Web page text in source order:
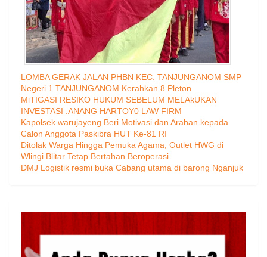
LOMBA GERAK JALAN PHBN KEC. TANJUNGANOM SMP
Negeri 1 TANJUNGANOM Kerahkan 8 Pleton
MiTIGASI RESIKO HUKUM SEBELUM MELAkUKAN
INVESTASI .ANANG HARTOY0 LAW FIRM
Kapolsek warujayeng Beri Motivasi dan Arahan kepada
Calon Anggota Paskibra HUT Ke-81 RI
Ditolak Warga Hingga Pemuka Agama, Outlet HWG di
Wlingi Blitar Tetap Bertahan Beroperasi
DMJ Logistik resmi buka Cabang utama di barong Nganjuk